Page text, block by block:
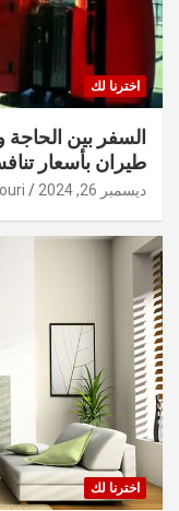
اخترنا لك
السفر بين
طيران بأسعار
ديسمبر 26, 2024
اخترنا لك